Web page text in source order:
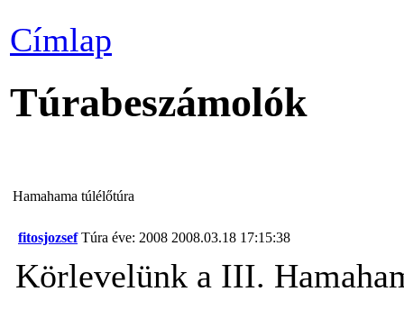
Címlap
Túrabeszámolók
Hamahama túlélőtúra
fitosjozsef Túra éve: 2008 2008.03.18 17:15:38
Körlevelünk a III.